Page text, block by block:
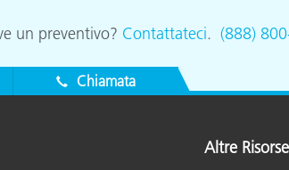
un preventivo? Contattateci. (888)
Chiamata
Altre Risorse